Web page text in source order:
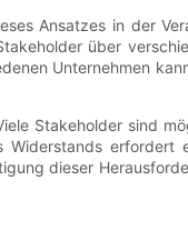
Ansatzes in der
über
Unternehmen
Stakeholder sind
dieser